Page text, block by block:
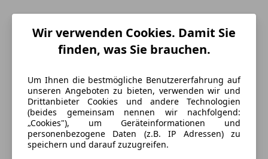
Schadstoffklasse
Euro 6d
Kraftstoff
Benzin
CO₂-Emissionen
252 g/km (komb.)
Wir verwenden Cookies. Damit Sie
finden, was Sie brauchen.
Um Ihnen die bestmögliche Benutzererfahrung auf
unseren Angeboten zu bieten, verwenden wir und
Drittanbieter Cookies und andere Technologien
(beides gemeinsam nennen wir nachfolgend:
„Cookies"), um Geräteinformationen und
personenbezogene Daten (z.B. IP Adressen) zu
speichern und darauf zuzugreifen.